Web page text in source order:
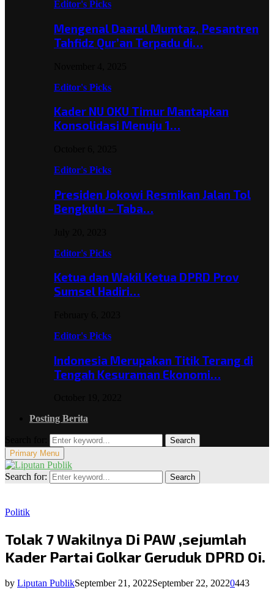
Editor's Picks
Mengenal Daarul Mumtaz, Pesantren
Tahfidz Qur’an Terpadu di…
Editor's Picks
Kader NU OKU Timur Mantapkan
Konsolidasi Menuju 1…
Editor's Picks
Presiden Jokowi Resmikan Jalan Tol
Bengkulu – Taba…
Editor's Picks
Ketua dan Wakil Ketua DPRD Prov
Sumsel Hadiri…
Editor's Picks
Indonesia Merupakan Titik Terang di
Tengah Kesuraman Ekonomi…
Posting Berita
Search
Primary Menu
Search for: Search
Politik
Tolak 7 Wakilnya Di PAW ,sejumlah
Kader Partai Golkar Geruduk DPRD Oi.
by Liputan PublikSeptember 21, 2022September 22, 20220443